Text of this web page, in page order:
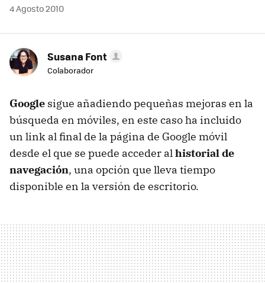
4 Agosto 2010
Susana Font
Colaborador
Google sigue añadiendo pequeñas mejoras en la
búsqueda en móviles, en este caso ha incluido
un link al final de la página de Google móvil
desde el que se puede acceder alhistorial de
navegación, una opción que lleva tiempo
disponible en la versión de escritorio.